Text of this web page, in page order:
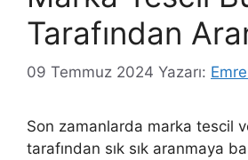
Tarafından
09 Temmuz 2024 Yazarı:
Son zamanlarda marka tescil
tarafından sık sık aranmaya